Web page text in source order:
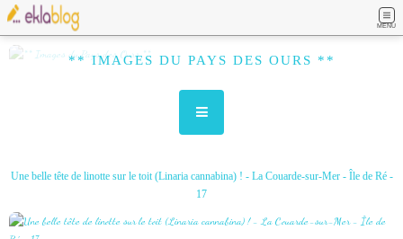
MENU
** IMAGES DU PAYS DES OURS **
Une belle tête de linotte sur le toit (Linaria cannabina) ! - La Couarde-sur-Mer - Île de Ré -
17